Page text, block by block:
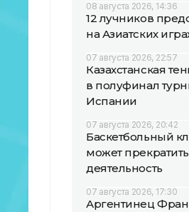
08 августа 2026, 14:36
12 лучников
на Азиатских
07 августа 2026, 22:57
Казахстанская
в полуфинал
Испании
07 августа 2026, 20:42
Баскетбольный
может
деятельность
07 августа 2026, 17:30
Аргентинец